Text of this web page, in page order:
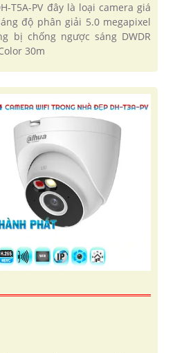
T5A-PV đây là loại camera giá
độ phân giải 5.0 megapixel
bị chống ngược sáng DWDR
30m